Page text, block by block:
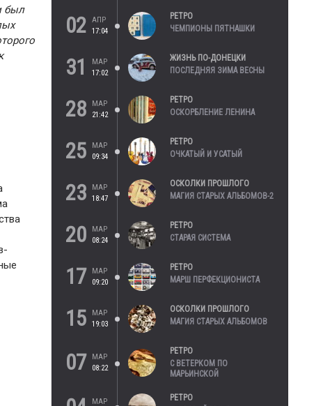
был
02
АПР
17:04
РЕТРО
ЧЕМПИОНЫ ПЯТНАШКИ
31
МАР
17:02
ЖИЗНЬ ПО-ДОНЕЦКИ
ПОСЛЕДНЯЯ ЗИМА ВЕСНЫ
28
МАР
21:42
РЕТРО
ОСКОРБЛЕНИЕ ЛЕНИНА
25
МАР
09:34
РЕТРО
ОЧКАТЫЙ И УСАТЫЙ
23
МАР
18:47
ОСКОЛКИ ПРОШЛОГО
МАГИЯ СТАРЫХ АЛЬБОМОВ-2
20
МАР
08:24
РЕТРО
СТАРАЯ СИСТЕМА
17
МАР
09:20
РЕТРО
МАРШ ПЕРФЕКЦИОНИСТА
15
МАР
19:03
ОСКОЛКИ ПРОШЛОГО
МАГИЯ СТАРЫХ АЛЬБОМОВ
07
МАР
08:22
РЕТРО
С ВЕТЕРКОМ ПО
МАРЬИНСКОЙ
МАР
РЕТРО